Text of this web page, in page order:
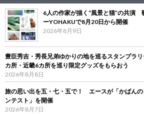
6人の作家が描く“風景と猫”の共演
ーYOHAKUで8月20日から開催
2026年8月9日
豊臣秀吉・秀長兄弟ゆかりの地を巡るスタンプラ
カ所・近畿6カ所を巡り限定グッズをもらおう
2026年8月8日
旅の思い出を五・七・五で！ エースが「かばんの
ンテスト」を開催
2026年8月7日